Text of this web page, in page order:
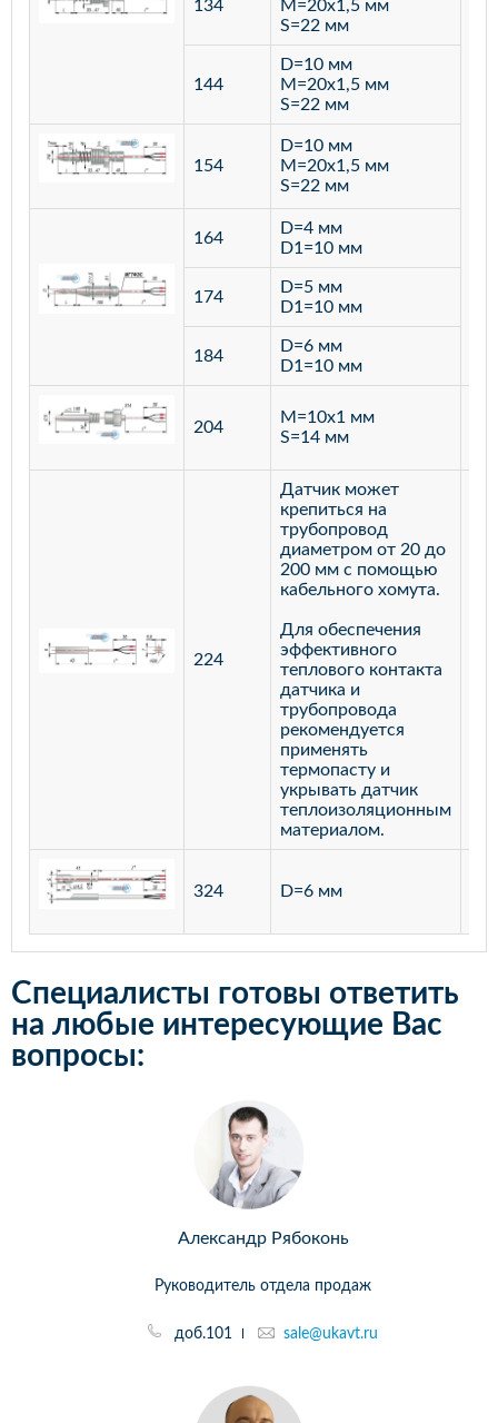
134
M=20х1,5 мм
S=22 мм
144
D=10 мм
M=20х1,5 мм
S=22 мм
154
D=10 мм
M=20х1,5 мм
S=22 мм
164
D=4 мм
D1=10 мм
174
D=5 мм
D1=10 мм
184
D=6 мм
D1=10 мм
204
M=10х1 мм
S=14 мм
224
Датчик может
крепиться на
трубопровод
диаметром от 20 до
200 мм с помощью
кабельного хомута.
Для обеспечения
эффективного
теплового контакта
датчика и
трубопровода
рекомендуется
применять
термопасту и
укрывать датчик
теплоизоляционным
материалом.
324 D=6 мм
Специалисты готовы ответить
на любые интересующие Вас
вопросы:
Александр Рябоконь
Руководитель отдела продаж
доб.101 sale@ukavt.ru